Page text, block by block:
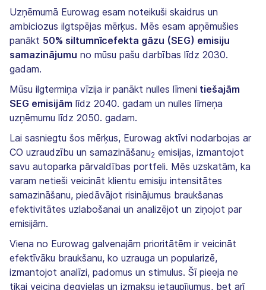
Uzņēmumā Eurowag esam noteikuši skaidrus un
ambiciozus ilgtspējas mērķus. Mēs esam apņēmušies
panākt 50% siltumnīcefekta gāzu (SEG) emisiju
samazinājumu no mūsu pašu darbības līdz 2030.
gadam.
Mūsu ilgtermiņa vīzija ir panākt nulles līmeni tiešajām
SEG emisijām līdz 2040. gadam un nulles līmeņa
uzņēmumu līdz 2050. gadam.
Lai sasniegtu šos mērķus, Eurowag aktīvi nodarbojas ar
CO uzraudzību un samazināšanu2 emisijas, izmantojot
savu autoparka pārvaldības portfeli. Mēs uzskatām, ka
varam netieši veicināt klientu emisiju intensitātes
samazināšanu, piedāvājot risinājumus braukšanas
efektivitātes uzlabošanai un analizējot un ziņojot par
emisijām.
Viena no Eurowag galvenajām prioritātēm ir veicināt
efektīvāku braukšanu, ko uzrauga un popularizē,
izmantojot analīzi, padomus un stimulus. Šī pieeja ne
tikai veicina degvielas un izmaksu ietaupījumus, bet arī